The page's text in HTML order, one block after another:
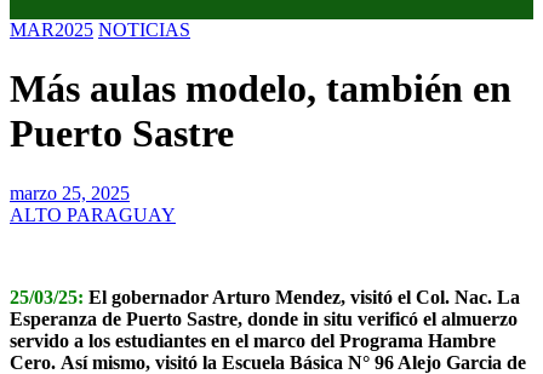
MAR2025 NOTICIAS
Más aulas modelo, también en
Puerto Sastre
marzo 25, 2025
ALTO PARAGUAY
25/03/25: El gobernador Arturo Mendez, visitó el Col. Nac. La
Esperanza de Puerto Sastre, donde in situ verificó el almuerzo
servido a los estudiantes en el marco del Programa Hambre
Cero. Así mismo, visitó la Escuela Básica N° 96 Alejo Garcia de